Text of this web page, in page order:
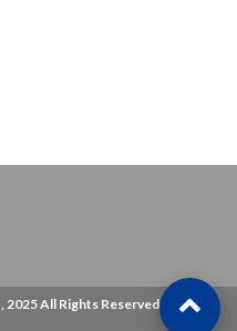
, 2025 All Rights Reserved.